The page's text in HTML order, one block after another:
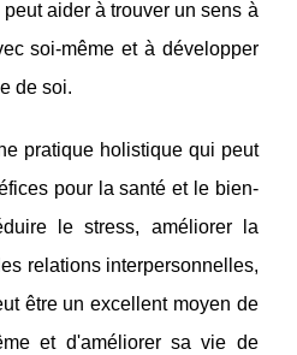
aider à trouver un sens à
soi-même et à développer
de soi.
pratique holistique qui peut
pour la santé et le bien-
le stress, améliorer la
relations interpersonnelles,
être un excellent moyen de
et d'améliorer sa vie de